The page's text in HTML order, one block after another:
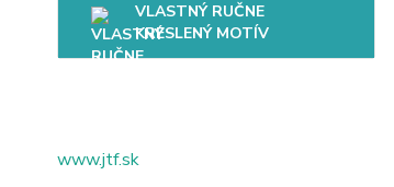
VLASTNÝ RUČNE
KRESLENÝ MOTÍV
www.jtf.sk